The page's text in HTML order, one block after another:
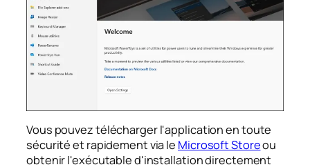
Vous pouvez télécharger l'application en toute
sécurité et rapidement via le Microsoft Storeou
obtenir l'exécutable d'installation directement